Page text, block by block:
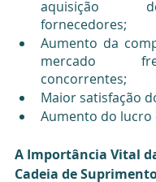
aquisição
fornecedores;
Aumento da
mercado
concorrentes;
Maior satisfação
Aumento do lucro
A Importância Vital
Cadeia de